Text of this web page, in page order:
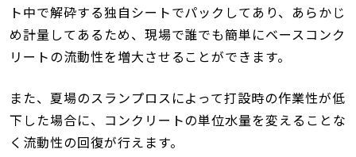
ト中で解砕する独自シートでパックしてあり、あらかじ
め計量してあるため、現場で誰でも簡単にベースコンク
リートの流動性を増大させることができます。
また、夏場のスランプロスによって打設時の作業性が低
下した場合に、コンクリートの単位水量を変えることな
く流動性の回復が行えます。